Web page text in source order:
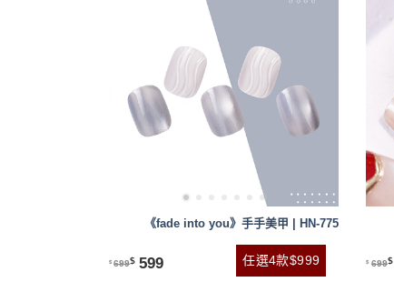
《fade into you》手手美甲 | HN-775
$ 699$ 599 任選4款$999 $ 699$